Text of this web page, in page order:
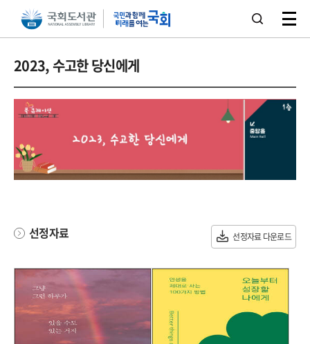
본문 바로가기주메뉴 바로가기
2023, 수고한 당신에게
선정자료 선정자료 다운로드